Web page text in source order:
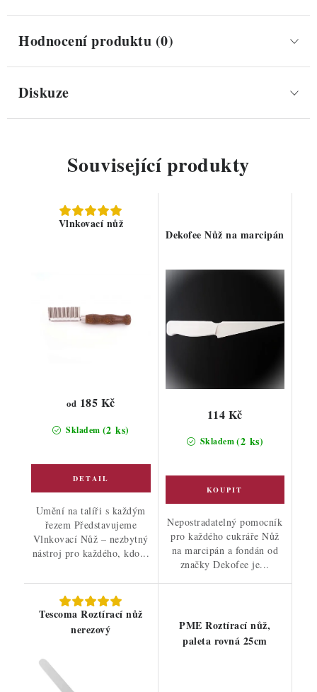
Hodnocení produktu (0)
Diskuze
Související produkty
Vlnkovací nůž
Skladem (2 ks)
od 185 Kč
Umění na talíři s každým
řezem Představujeme
Vlnkovací Nůž – nezbytný
nástroj pro každého, kdo...
Dekofee Nůž na marcipán
Skladem(2 ks)
114 Kč
Nepostradatelný pomocník
pro každého cukráře Nůž
na marcipán a fondán od
značky Dekofee je...
Tescoma Roztírací nůž
nerezový
PME Roztírací nůž,
paleta rovná 25cm